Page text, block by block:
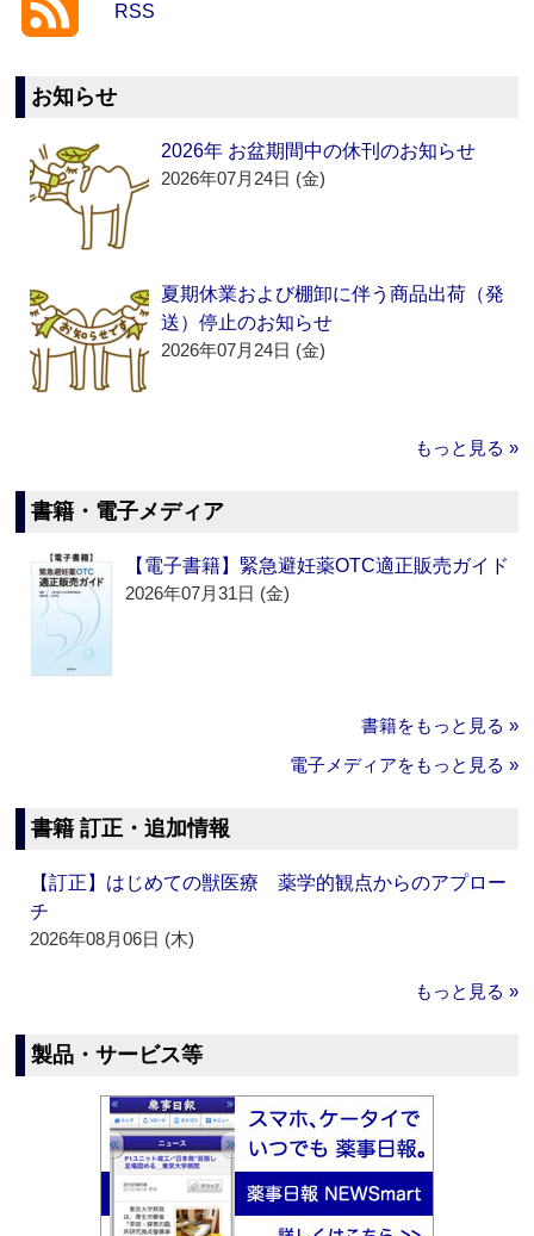
RSS
お知らせ
2026年 お盆期間中の休刊のお知らせ
2026年07月24日 (金)
夏期休業および棚卸に伴う商品出荷（発
送）停止のお知らせ
2026年07月24日 (金)
もっと見る »
書籍・電子メディア
【電子書籍】緊急避妊薬OTC適正販売ガイド
2026年07月31日 (金)
書籍をもっと見る »
電子メディアをもっと見る »
書籍 訂正・追加情報
【訂正】はじめての獣医療 薬学的観点からのアプロー
チ
2026年08月06日 (木)
もっと見る »
製品・サービス等